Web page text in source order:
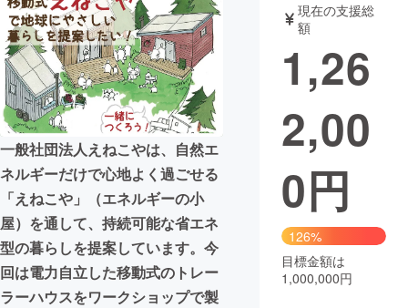
テクノロジー・ガジェット
映像・映画 書籍・雑誌
ビジネス・起業 チャレンジ
まちづくり・地域活性化
CAMPFIRE for Social Good
CAMPFIRE Creation
CAMPFIREふるさと納税 machi-ya コミュニティ
一般社団法人えねこやは、自然エ
ネルギーだけで心地よく過ごせる
「えねこや」（エネルギーの小
屋）を通して、持続可能な省エネ
型の暮らしを提案しています。今
回は電力自立した移動式のトレー
ラーハウスをワークショップで製
現在の支援総
額
1,26
2,00
0円
126%
目標金額は
1,000,000円